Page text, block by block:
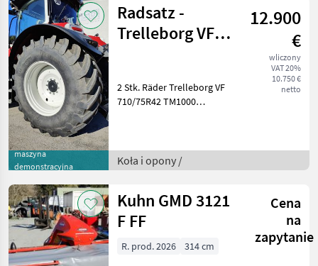
Mähscheiben zur
maszyna
demonstracyjna
Radsatz -
Trelleborg VF
12.900
€
wliczony
VAT 20%
10.750 €
netto
2 Stk. Räder Trelleborg VF
710/75R42 TM1000
Umbereifung von
Vorführtraktor mit 460 St
Koła i opony /
Kuhn GMD 3121
F FF
Cena
na
zapytanie
R. prod. 2026 314 cm